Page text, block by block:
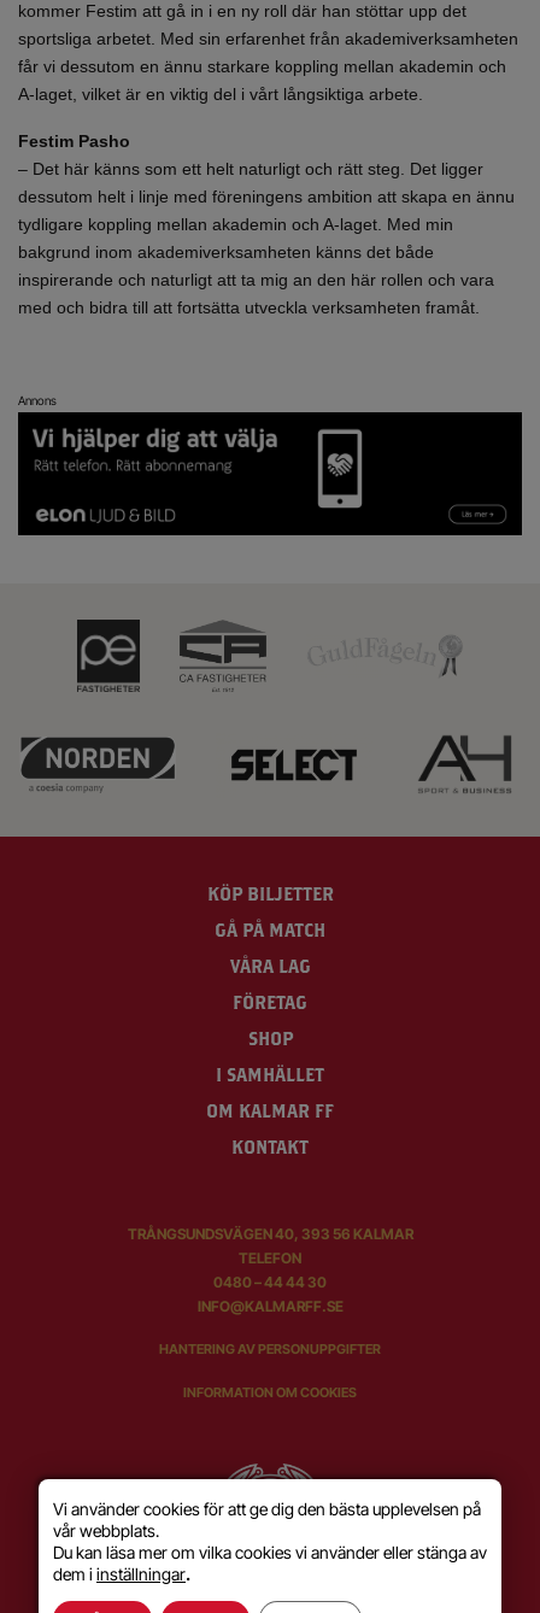
kommer Festim att gå in i en ny roll där han stöttar upp det
sportsliga arbetet. Med sin erfarenhet från akademiverksamheten
får vi dessutom en ännu starkare koppling mellan akademin och
A-laget, vilket är en viktig del i vårt långsiktiga arbete.
Festim Pasho
– Det här känns som ett helt naturligt och rätt steg. Det ligger
dessutom helt i linje med föreningens ambition att skapa en ännu
tydligare koppling mellan akademin och A-laget. Med min
bakgrund inom akademiverksamheten känns det både
inspirerande och naturligt att ta mig an den här rollen och vara
med och bidra till att fortsätta utveckla verksamheten framåt.
Annons
KÖP BILJETTER
GÅ PÅ MATCH
VÅRA LAG
FÖRETAG
SHOP
I SAMHÄLLET
OM KALMAR FF
KONTAKT
TRÅNGSUNDSVÄGEN 40, 393 56 KALMAR
TELEFON
0480 – 44 44 30
INFO@KALMARFF.SE
HANTERING AV PERSONUPPGIFTER
INFORMATION OM COOKIES
Vi använder cookies för att ge dig den bästa upplevelsen på
vår webbplats.
Du kan läsa mer om vilka cookies vi använder eller stänga av
dem i inställningar.